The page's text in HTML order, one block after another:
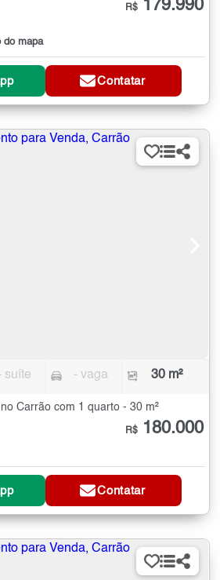
do mapa
R$ 179.990
Contatar
suíte - vaga 30 m²
Carrão com 1 quarto - 30 m²
R$ 180.000
Contatar